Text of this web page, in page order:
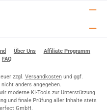
Über Uns
Affiliate Programm
FAQ
zzgl. Versandkostenund ggf.
anders angegeben.
moderne KI-Tools zur Unterstützung
und finale Prüfung aller Inhalte stets
GmbH.